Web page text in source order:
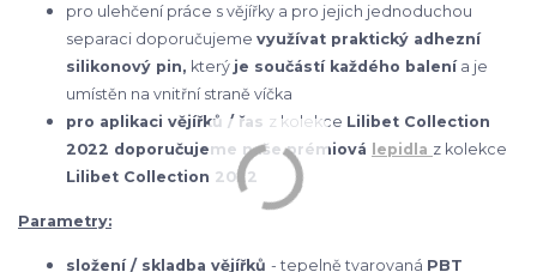
pro ulehčení práce s vějířky a pro jejich jednoduchou
separaci doporučujeme využívat praktický adhezní
silikonový pin, který je součástí každého balenía je
umístěn na vnitřní straně víčka
pro aplikaci vějířků / řas z kolekce Lilibet Collection
2022 doporučujeme naše prémiová lepidla z kolekce
Lilibet Collection 2022
Parametry:
složení / skladba vějířků - tepelně tvarovaná PBT